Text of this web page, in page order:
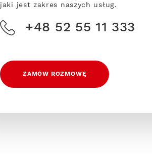
jaki jest zakres naszych usług.
+48 52 55 11 333
ZAMÓW ROZMOWĘ